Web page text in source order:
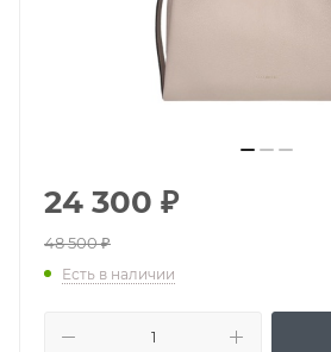
24 300 ₽
48 500₽
Есть в наличии